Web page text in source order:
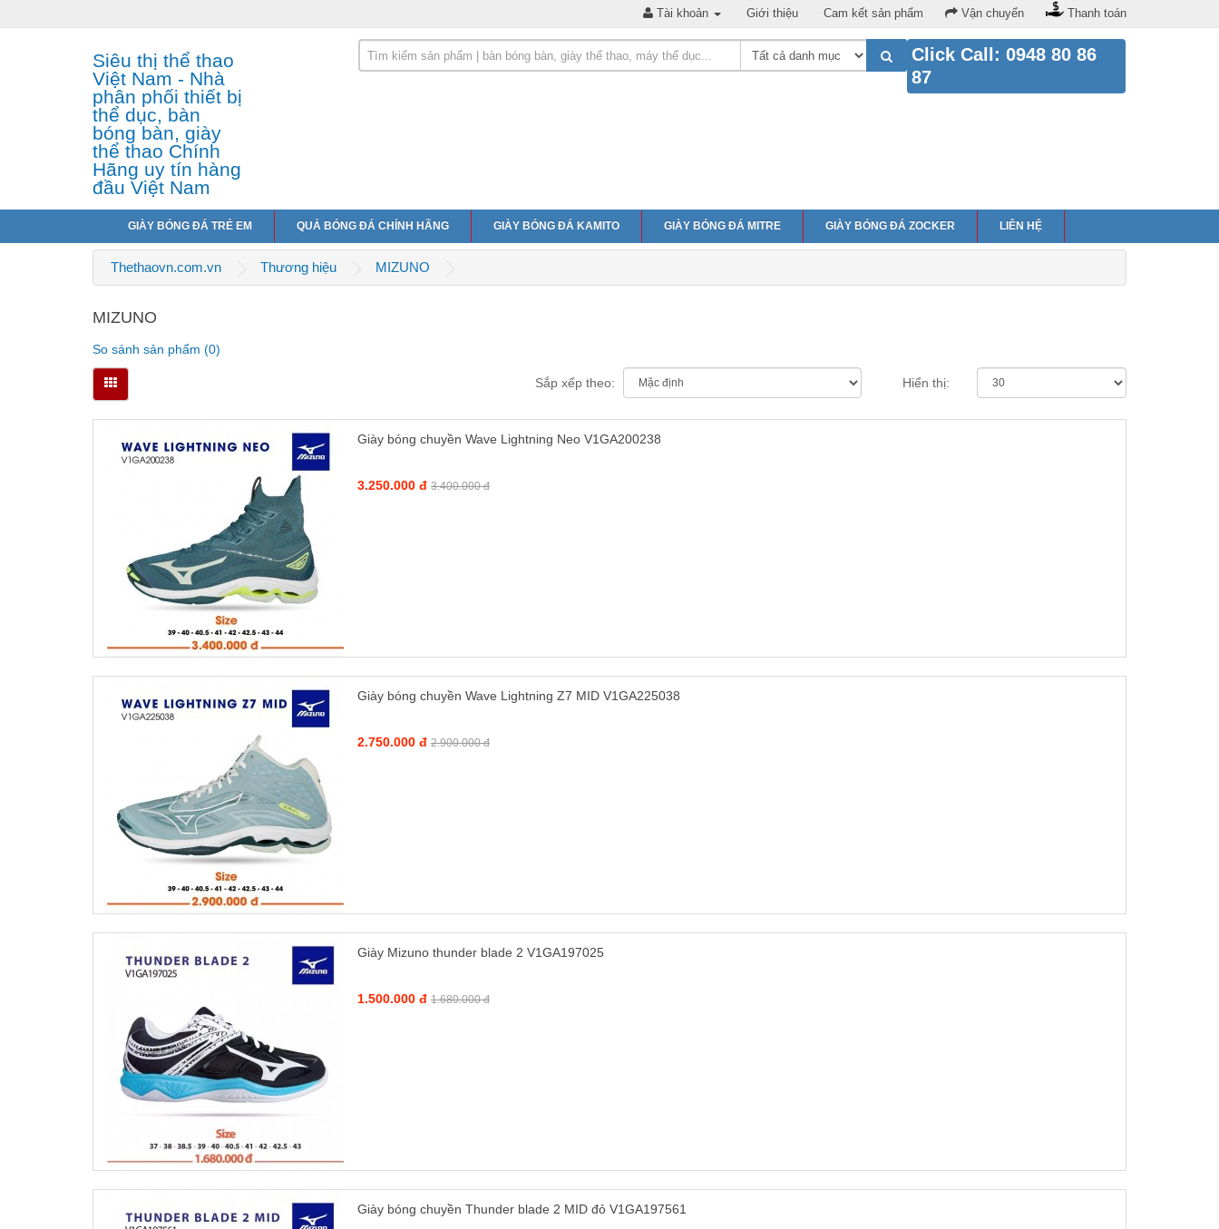
Tài khoản Giới thiệu Cam kết sản phẩm Vận chuyển Thanh toán
Siêu thị thể thao
Việt Nam - Nhà
phân phối thiết bị
thể dục, bàn
bóng bàn, giày
thể thao Chính
Hãng uy tín hàng
đầu Việt Nam
Click Call: 0948 80 86
87
GIÀY BÓNG ĐÁ TRẺ EM QUẢ BÓNG ĐÁ CHÍNH HÃNG GIÀY BÓNG ĐÁ KAMITO GIÀY BÓNG ĐÁ MITRE GIÀY BÓNG ĐÁ ZOCKER LIÊN HỆ
Thethaovn.com.vn Thương hiệu MIZUNO
MIZUNO
So sánh sản phẩm (0)
Sắp xếp theo: Hiển thị:
Giày bóng chuyền Wave Lightning Neo V1GA200238
3.250.000 đ 3.400.000 đ
Giày bóng chuyền Wave Lightning Z7 MID V1GA225038
2.750.000 đ 2.900.000 đ
Giày Mizuno thunder blade 2 V1GA197025
1.500.000 đ 1.680.000 đ
Giày bóng chuyền Thunder blade 2 MID đỏ V1GA197561